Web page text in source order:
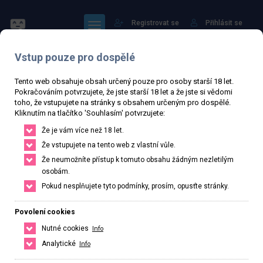
Přihlásit se
Registrovat se
Hlavní strana
Průvodce Intimitou
Vstup pouze pro dospělé
Tento web obsahuje obsah určený pouze pro osoby starší 18 let.
Pokračováním potvrzujete, že jste starší 18 let a že jste si vědomi
toho, že vstupujete na stránky s obsahem určeným pro dospělé.
Kliknutím na tlačítko 'Souhlasím' potvrzujete:
Že je vám více než 18 let.
Že vstupujete na tento web z vlastní vůle.
Že neumožníte přístup k tomuto obsahu žádným nezletilým
osobám.
Pokud nesplňujete tyto podmínky, prosím, opusťte stránky.
Povolení cookies
Nutné cookies
Info
Analytické Info